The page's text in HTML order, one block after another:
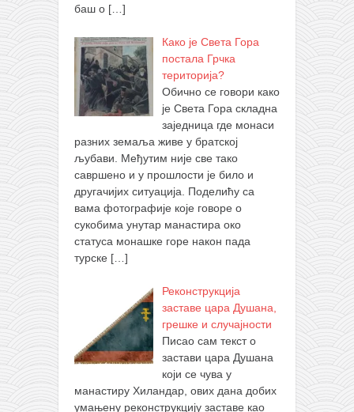
баш о […]
Како је Света Гора
постала Грчка
територија?
Обично се говори како
је Света Гора складна
заједница где монаси
разних земаља живе у братској
љубави. Међутим није све тако
савршено и у прошлости је било и
другачијих ситуација. Поделићу са
вама фотографије које говоре о
сукобима унутар манастира око
статуса монашке горе након пада
турске […]
Реконструкција
заставе цара Душана,
грешке и случајности
Писао сам текст о
застави цара Душана
који се чува у
манастиру Хиландар, ових дана добих
умањену реконструкцију заставе као